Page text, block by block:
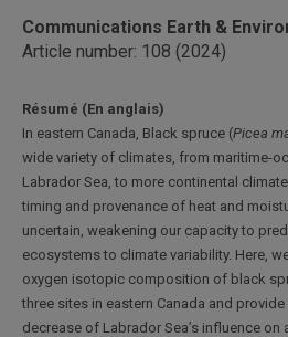
Communications Earth &
Article number: 108 (2024)
Résumé (En anglais)
In eastern Canada, Black spruce (Picea
wide variety of climates, from maritime-
Labrador Sea, to more continental
timing and provenance of heat and
uncertain, weakening our capacity to
ecosystems to climate variability. Here,
oxygen isotopic composition of black
three sites in eastern Canada and
decrease of Labrador Sea’s influence